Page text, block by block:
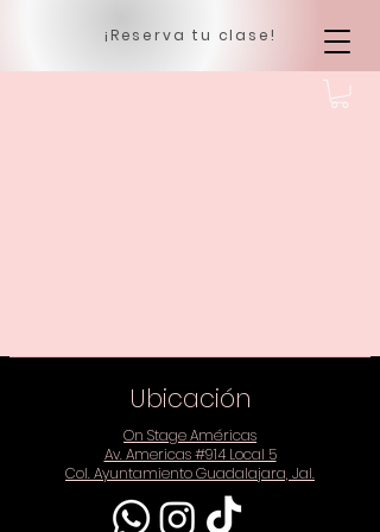
¡Reserva tu clase!
Ubicación
On Stage Américas
Av. Americas #914 Local 5
Col. Ayuntamiento Guadalajara, Jal.